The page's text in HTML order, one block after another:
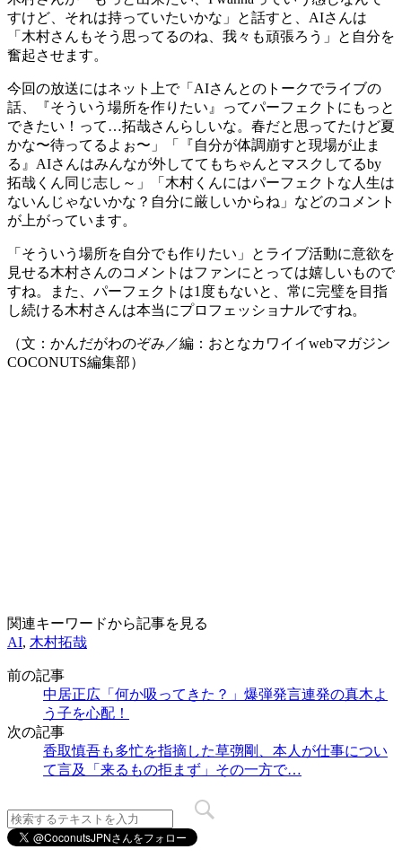
すけど、それは持っていたいかな」と話すと、AIさんは
「木村さんもそう思ってるのね、我々も頑張ろう」と自分を
奮起させます。
今回の放送にはネット上で「AIさんとのトークでライブの
話、『そういう場所を作りたい』ってパーフェクトにもっと
できたい！って…拓哉さんらしいな。春だと思ってたけど夏
かな〜待ってるよぉ〜」「『自分が体調崩すと現場が止ま
る』AIさんはみんなが外しててもちゃんとマスクしてるby
拓哉くん同じ志し～」「木村くんにはパーフェクトな人生は
ないんじゃないかな？自分に厳しいからね」などのコメント
が上がっています。
「そういう場所を自分でも作りたい」とライブ活動に意欲を
見せる木村さんのコメントはファンにとっては嬉しいもので
すね。また、パーフェクトは1度もないと、常に完璧を目指
し続ける木村さんは本当にプロフェッショナルですね。
（文：かんだがわのぞみ／編：おとなカワイイwebマガジン
COCONUTS編集部）
関連キーワードから記事を見る
AI, 木村拓哉
前の記事
中居正広「何か吸ってきた？」爆弾発言連発の真木よ
う子を心配！
次の記事
香取慎吾も多忙を指摘した草彅剛、本人が仕事につい
て言及「来るもの拒まず」その一方で…